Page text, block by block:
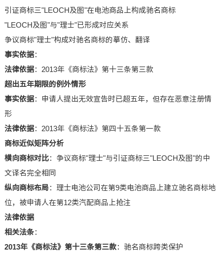
引证商标三"LEOCH及图"在电池商品上构成驰名商标
"LEOCH及图"与"理士"已形成对应关系
争议商标"理士"构成对驰名商标的摹仿、翻译
事实依据：
法律依据：2013年《商标法》第十三条第三款
超出五年期限的例外情形
事实依据：申请人提出无效宣告时已超五年，但存在恶意注册情
形
法律依据：2013年《商标法》第四十五条第一款
商标近似矩阵分析
横向商标对比：争议商标"理士"与引证商标三"LEOCH及图"的中
文译名完全相同
纵向商标布局 ：理士电池公司在第9类电池商品上建立驰名商标地
位，被申请人在第12类汽配商品上抢注
法律依据
相关法条：
2013年《商标法》第十三条第三款：驰名商标跨类保护